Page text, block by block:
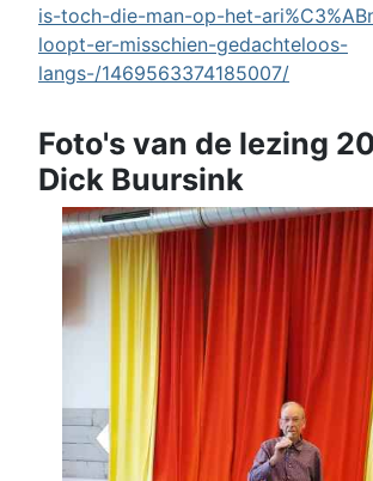
is-toch-die-man-op-het-
loopt-er-misschien-gedachteloos-
langs-/1469563374185007/
Foto's van de lezing
Dick Buursink